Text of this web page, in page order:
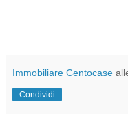
Immobiliare Centocase
Condividi